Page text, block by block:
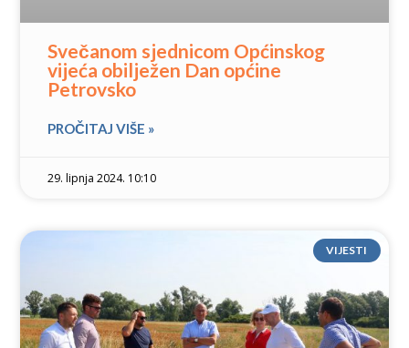
Svečanom sjednicom Općinskog
vijeća obilježen Dan općine
Petrovsko
PROČITAJ VIŠE »
29. lipnja 2024. 10:10
VIJESTI